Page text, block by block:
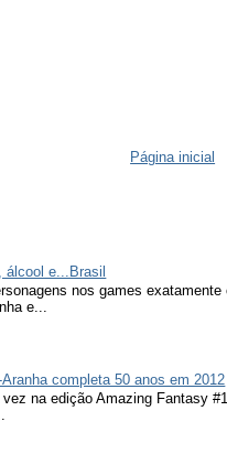
Página inicial
álcool e...Brasil
nos games
e...
completa 50 anos em 2012
vez na edição Amazing Fantasy